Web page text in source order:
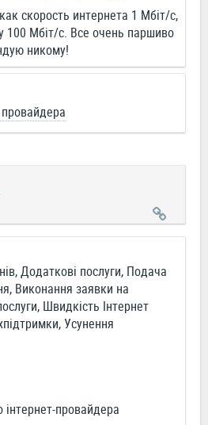
скорость интернета 1 Мбіт/с,
100 Мбіт/с. Все очень паршиво
никому!
Додаткові послуги, Подача
Виконання заявки на
Швидкість Інтернет
Усунення
провайдера